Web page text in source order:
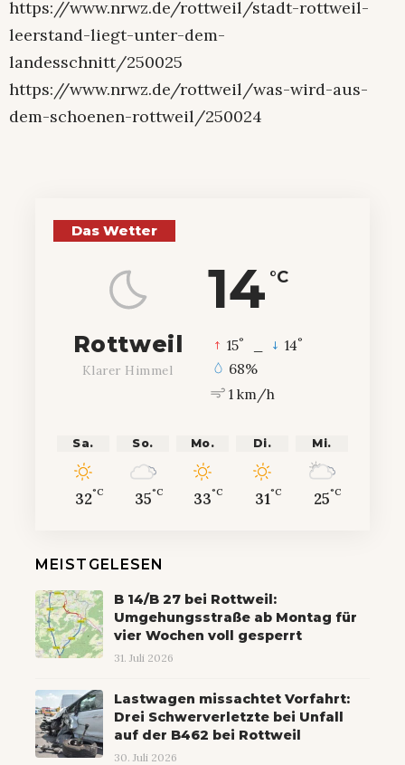
https://www.nrwz.de/rottweil/stadt-rottweil-
leerstand-liegt-unter-dem-
landesschnitt/250025
https://www.nrwz.de/rottweil/was-wird-aus-
dem-schoenen-rottweil/250024
Das Wetter
14 °C
Rottweil
Klarer Himmel
15° 14°
68%
1 km/h
Sa.
32°C
So.
35°C
Mo.
33°C
Di.
31°C
Mi.
25°C
MEISTGELESEN
B 14/B 27 bei Rottweil:
Umgehungsstraße ab Montag für
vier Wochen voll gesperrt
31. Juli 2026
Lastwagen missachtet Vorfahrt:
Drei Schwerverletzte bei Unfall
auf der B462 bei Rottweil
30. Juli 2026